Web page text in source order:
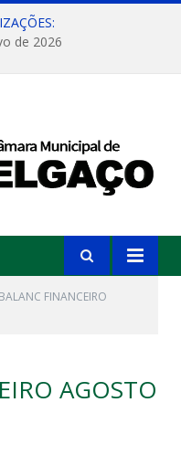
de 2026
BALANC FINANCEIRO
AGOSTO